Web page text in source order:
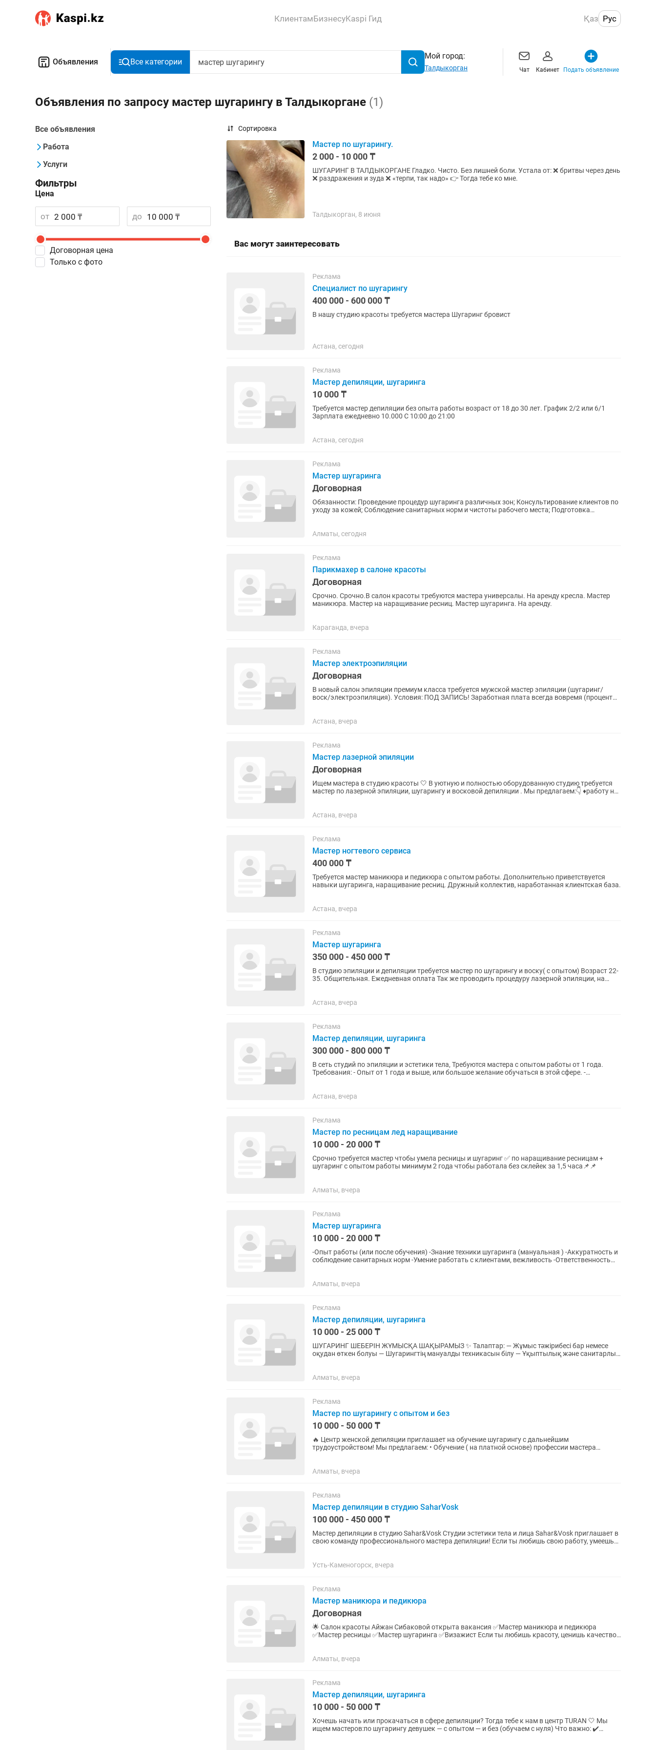
КлиентамБизнесуKaspi Гид Қаз Рус
Объявления Все категории
Мой город:
Талдыкорган Чат Кабинет Подать объявление
Объявления по запросу мастер шугарингу в Талдыкоргане (1)
Все объявления
Работа
Услуги
Фильтры
Цена
от до
Договорная цена
Только с фото
Сортировка
Мастер по шугарингу.
2 000 - 10 000 ₸
ШУГАРИНГ В ТАЛДЫКОРГАНЕ Гладко. Чисто. Без лишней боли. Устала от: ❌ бритвы через день
❌ раздражения и зуда ❌ «терпи, так надо» 👉 Тогда тебе ко мне.
Талдыкорган, 8 июня
Вас могут заинтересовать
Реклама
Специалист по шугарингу
400 000 - 600 000 ₸
В нашу студию красоты требуется мастера Шугаринг бровист
Астана, сегодня
Реклама
Мастер депиляции, шугаринга
10 000 ₸
Требуется мастер депиляции без опыта работы возраст от 18 до 30 лет. График 2/2 или 6/1
Зарплата ежедневно 10.000 С 10:00 до 21:00
Астана, сегодня
Реклама
Мастер шугаринга
Договорная
Обязанности: Проведение процедур шугаринга различных зон; Консультирование клиентов по
уходу за кожей; Соблюдение санитарных норм и чистоты рабочего места; Подготовка
Алматы, сегодня
Реклама
Парикмахер в салоне красоты
Договорная
Срочно. Срочно.В салон красоты требуются мастера универсалы. На аренду кресла. Мастер
маникюра. Мастер на наращивание ресниц. Мастер шугаринга. На аренду.
Караганда, вчера
Реклама
Мастер электроэпиляции
Договорная
В новый салон эпиляции премиум класса требуется мужской мастер эпиляции (шугаринг/
воск/электроэпиляция). Условия: ПОД ЗАПИСЬ! Заработная плата всегда вовремя (процент
Астана, вчера
Реклама
Мастер лазерной эпиляции
Договорная
Ищем мастера в студию красоты 🤍 В уютную и полностью оборудованную студию требуется
мастер по лазерной эпиляции, шугарингу и восковой депиляции . Мы предлагаем:👇 ♦️работу на
Астана, вчера
Реклама
Мастер ногтевого сервиса
400 000 ₸
Требуется мастер маникюра и педикюра с опытом работы. Дополнительно приветствуется
навыки шугаринга, наращивание ресниц. Дружный коллектив, наработанная клиентская база.
Астана, вчера
Реклама
Мастер шугаринга
350 000 - 450 000 ₸
В студию эпиляции и депиляции требуется мастер по шугарингу и воску( с опытом) Возраст 22-
35. Общительная. Ежедневная оплата Так же проводить процедуру лазерной эпиляции, на
Астана, вчера
Реклама
Мастер депиляции, шугаринга
300 000 - 800 000 ₸
В сеть студий по эпиляции и эстетики тела, Требуются мастера с опытом работы от 1 года.
Требования: - Опыт от 1 года и выше, или большое желание обучаться в этой сфере. -
Астана, вчера
Реклама
Мастер по ресницам лед наращивание
10 000 - 20 000 ₸
Срочно требуется мастер чтобы умела ресницы и шугаринг ✅ по наращивание ресницам +
шугаринг с опытом работы минимум 2 года чтобы работала без склейек за 1,5 часа📌📌
Алматы, вчера
Реклама
Мастер шугаринга
10 000 - 20 000 ₸
-Опыт работы (или после обучения) -Знание техники шугаринга (мануальная ) -Аккуратность и
соблюдение санитарных норм -Умение работать с клиентами, вежливость -Ответственность
Алматы, вчера
Реклама
Мастер депиляции, шугаринга
10 000 - 25 000 ₸
ШУГАРИНГ ШЕБЕРІН ЖҰМЫСҚА ШАҚЫРАМЫЗ ✨ Талаптар: — Жұмыс тәжірибесі бар немесе
оқудан өткен болуы — Шугарингтің мануалды техникасын білу — Ұқыптылық және санитарлық
Алматы, вчера
Реклама
Мастер по шугарингу с опытом и без
10 000 - 50 000 ₸
🔥 Центр женской депиляции приглашает на обучение шугарингу с дальнейшим
трудоустройством! Мы предлагаем: • Обучение ( на платной основе) профессии мастера
Алматы, вчера
Реклама
Мастер депиляции в студию SaharVosk
100 000 - 450 000 ₸
Мастер депиляции в студию Sahar&Vosk Студии эстетики тела и лица Sahar&Vosk приглашает в
свою команду профессионального мастера депиляции! Если ты любишь свою работу, умеешь
Усть-Каменогорск, вчера
Реклама
Мастер маникюра и педикюра
Договорная
🌟 Салон красоты Айжан Сибаковой открыта вакансия ✅Мастер маникюра и педикюра
✅Мастер ресницы ✅Мастер шугаринга ✅Визажист Если ты любишь красоту, ценишь качество
Алматы, вчера
Реклама
Мастер депиляции, шугаринга
10 000 - 50 000 ₸
Хочешь начать или прокачаться в сфере депиляции? Тогда тебе к нам в центр TURAN 🤍 Мы
ищем мастеров:по шугарингу девушек — с опытом — и без (обучаем с нуля) Что важно: ✔️